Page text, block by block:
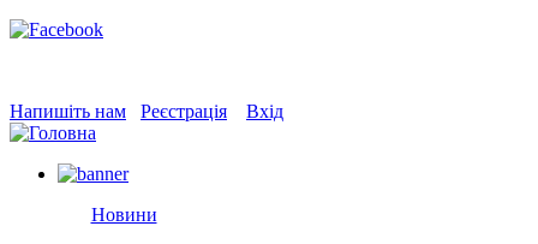
Напишіть нам Реєстрація Вхід
Новини